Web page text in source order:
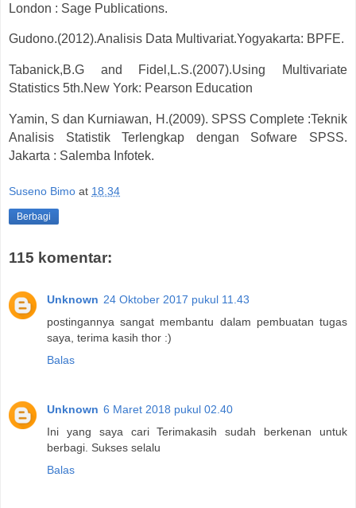
London : Sage Publications.
Gudono.(2012).Analisis Data Multivariat.Yogyakarta: BPFE.
Tabanick,B.G and Fidel,L.S.(2007).Using Multivariate
Statistics 5th.New York: Pearson Education
Yamin, S dan Kurniawan, H.(2009). SPSS Complete :Teknik
Analisis Statistik Terlengkap dengan Sofware SPSS.
Jakarta : Salemba Infotek.
Suseno Bimo at 18.34
Berbagi
115 komentar:
Unknown 24 Oktober 2017 pukul 11.43
postingannya sangat membantu dalam pembuatan tugas
saya, terima kasih thor :)
Balas
Unknown 6 Maret 2018 pukul 02.40
Ini yang saya cari Terimakasih sudah berkenan untuk
berbagi. Sukses selalu
Balas